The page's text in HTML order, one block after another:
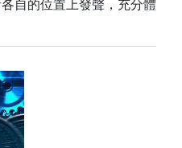
自的位置上發聲，充分體